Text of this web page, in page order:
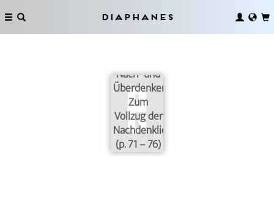
Diaphanes
Nach- und
Überdenken.
Zum
Vollzug der
Nachdenklichkeit
(p. 71 – 76)